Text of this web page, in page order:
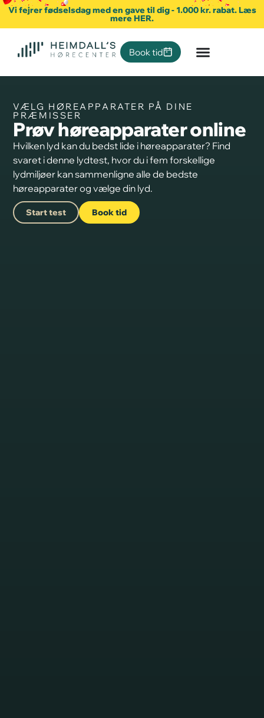
Vi fejrer fødselsdag med en gave til dig - 1.000 kr. rabat. Læs
mere HER.
Book tid
VÆLG HØREAPPARATER PÅ DINE
PRÆMISSER
Prøv høreapparater online
Hvilken lyd kan du bedst lide i høreapparater? Find
svaret i denne lydtest, hvor du i fem forskellige
lydmiljøer kan sammenligne alle de bedste
høreapparater og vælge din lyd.
Start test Book tid